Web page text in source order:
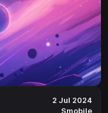
2 Jul 2024
Smobile